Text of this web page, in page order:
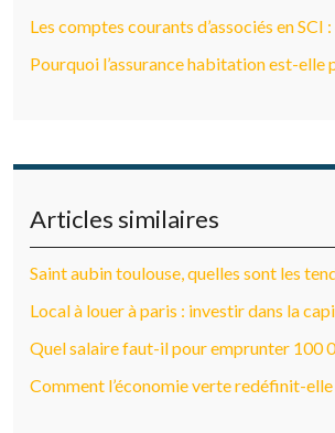
Les comptes courants d’associés en
Pourquoi l’assurance habitation est-elle
Articles similaires
Saint aubin toulouse, quelles sont les
Local à louer à paris : investir dans la
Quel salaire faut-il pour emprunter 100
Comment l’économie verte redéfinit-